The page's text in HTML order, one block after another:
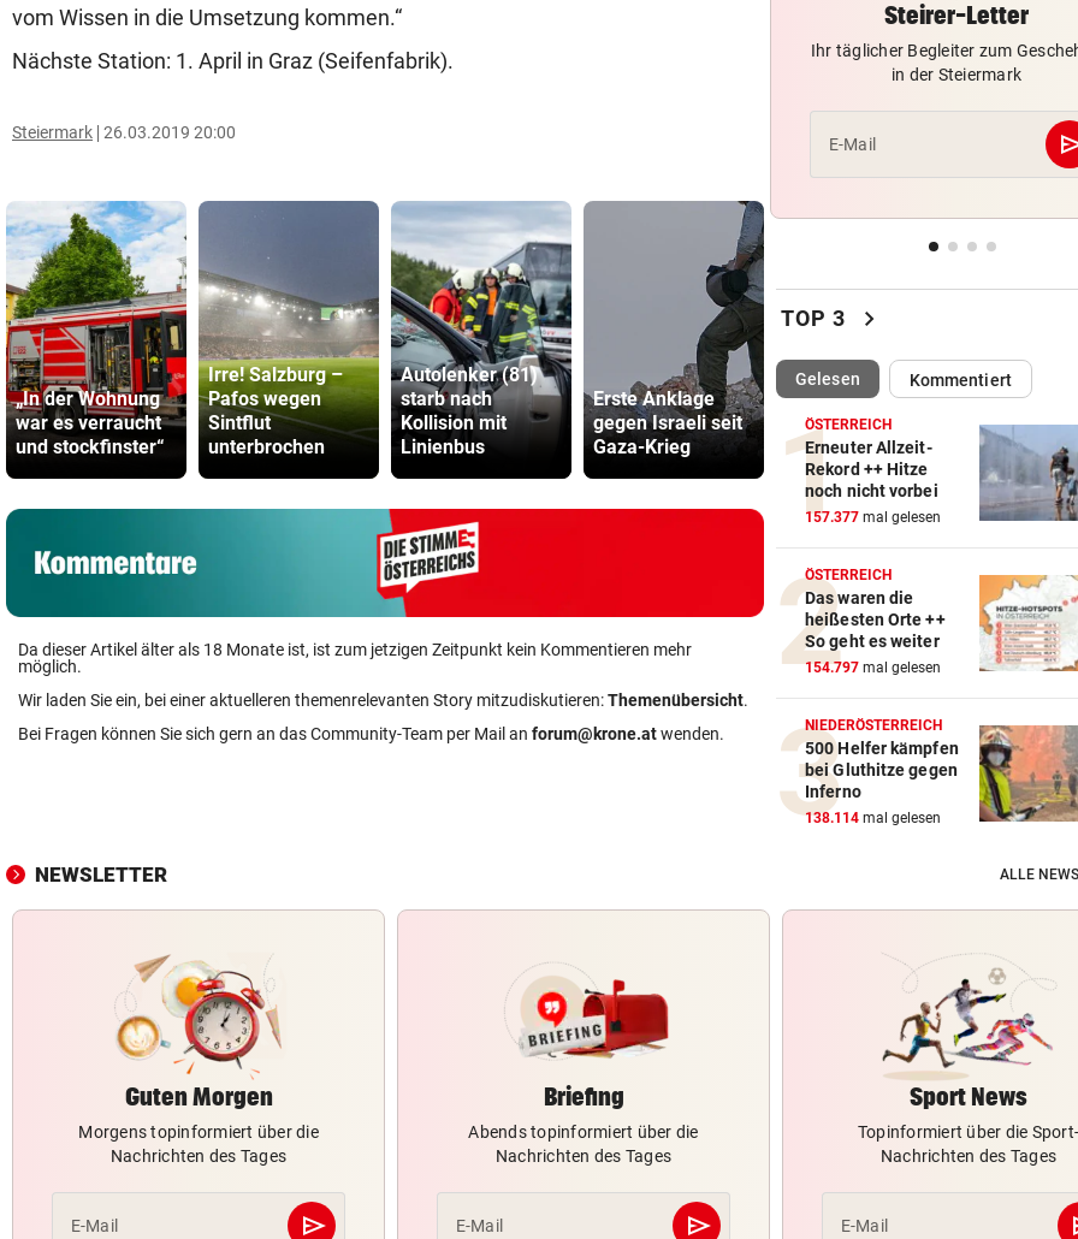
vom Wissen in die Umsetzung kommen.“
Nächste Station: 1. April in Graz (Seifenfabrik).
Steiermark 26.03.2019 20:00
„In der Wohnung
war es verraucht
und stockfinster“
Irre! Salzburg –
Pafos wegen
Sintflut
unterbrochen
Autolenker (81)
starb nach
Kollision mit
Linienbus
Erste Anklage
gegen Israeli seit
Gaza-Krieg
Wacker fordert
den großen
Aufstiegsfavoriten
Katzentöter-
Anwalt:
viel Hass
begegnet“
Da dieser Artikel älter als 18 Monate ist, ist zum jetzigen Zeitpunkt kein Kommentieren mehr
möglich.
Wir laden Sie ein, bei einer aktuelleren themenrelevanten Story mitzudiskutieren:Themenübersicht.
Bei Fragen können Sie sich gern an das Community-Team per Mail an forum@krone.atwenden.
Reusser vor Ventoux-Etappe
KEIN ARSENAL-WECHSEL vor 3
Vinicius Jr. verlängert bei
Vor Oman havarierter
Ölkatastrophe droht
„VERSTEHE ICH NICHT“
ÖFB-Kicker Wimmer packt
Morddrohungen aus
ABSCHIED AUS ENGLAND vor
Spanien-Star Rodri vor
Steirer-Letter
Ihr täglicher Begleiter zum
in der Steiermark
E-Mail
TOP 3 chevron_right
Gelesen(ausgewählt)Kommentiert
ÖSTERREICH
Erneuter Allzeit-
Rekord ++ Hitze
noch nicht vorbei
157.377 mal gelesen
ÖSTERREICH
Das waren die
heißesten Orte ++
So geht es weiter
154.797 mal gelesen
NIEDERÖSTERREICH
500 Helfer kämpfen
bei Gluthitze gegen
Inferno
138.114 mal gelesen
NEWSLETTER ALLE
Guten Morgen
Morgens topinformiert über die
Nachrichten des Tages
E-Mail send
Abschicken
Briefing
Abends topinformiert über die
Nachrichten des Tages
E-Mail send
Abschicken
Sport News
Topinformiert über die Sport-
Nachrichten des Tages
E-Mail